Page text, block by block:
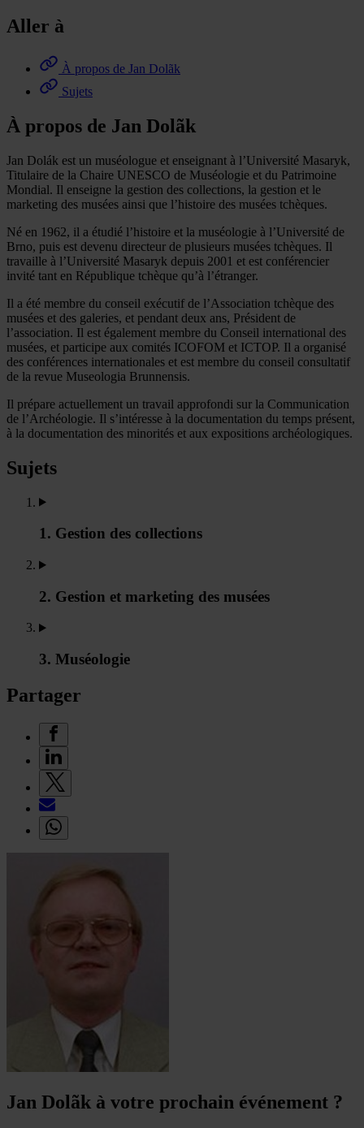
Aller à
À propos de Jan Dolãk
Sujets
À propos de Jan Dolãk
Jan Dolák est un muséologue et enseignant à l’Université Masaryk,
Titulaire de la Chaire UNESCO de Muséologie et du Patrimoine
Mondial. Il enseigne la gestion des collections, la gestion et le
marketing des musées ainsi que l’histoire des musées tchèques.
Né en 1962, il a étudié l’histoire et la muséologie à l’Université de
Brno, puis est devenu directeur de plusieurs musées tchèques. Il
travaille à l’Université Masaryk depuis 2001 et est conférencier
invité tant en République tchèque qu’à l’étranger.
Il a été membre du conseil exécutif de l’Association tchèque des
musées et des galeries, et pendant deux ans, Président de
l’association. Il est également membre du Conseil international des
musées, et participe aux comités ICOFOM et ICTOP. Il a organisé
des conférences internationales et est membre du conseil consultatif
de la revue Museologia Brunnensis.
Il prépare actuellement un travail approfondi sur la Communication
de l’Archéologie. Il s’intéresse à la documentation du temps présent,
à la documentation des minorités et aux expositions archéologiques.
Sujets
1. Gestion des collections
2. Gestion et marketing des musées
3. Muséologie
Partager
Jan Dolãk à votre prochain événement ?